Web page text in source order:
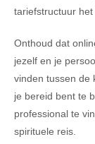
tariefstructuur
Onthoud dat
jezelf en je
vinden tussen de
je bereid bent te
professional te
spirituele reis.